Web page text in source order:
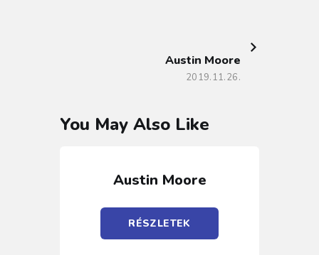
Austin Moore
2019.11.26.
You May Also Like
Austin Moore
RÉSZLETEK